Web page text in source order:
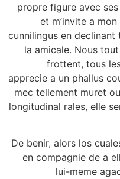
propre figure avec
et m’invite a
cunnilingus en
la amicale. Nous
frottent, tous
apprecie a un phallus
mec tellement muret
longitudinal rales, elle
De benir, alors los
en compagnie de a
lui-meme